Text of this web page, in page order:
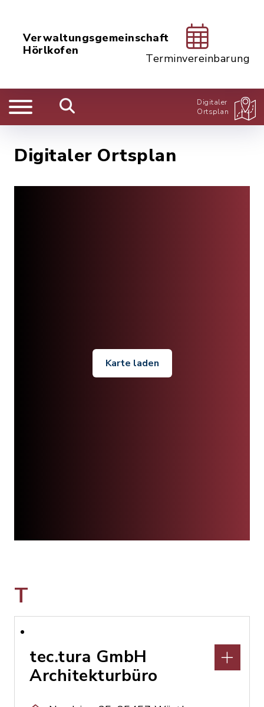
Verwaltungsgemeinschaft
Hörlkofen
Terminvereinbarung
Digitaler
Ortsplan
Digitaler Ortsplan
Karte laden
T
tec.tura GmbH
Architekturbüro